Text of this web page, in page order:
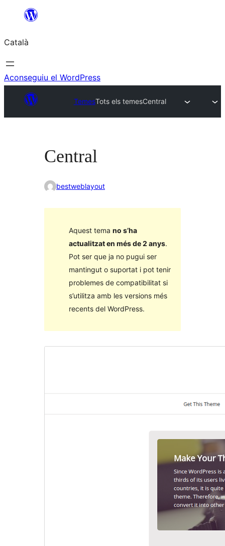
contingut
Català
Aconseguiu el WordPress
TemesTots els temesCentral
Central
bestweblayout
Aquest tema no s’ha
actualitzat en més de 2 anys.
Pot ser que ja no pugui ser
mantingut o suportat i pot tenir
problemes de compatibilitat si
s’utilitza amb les versions més
recents del WordPress.